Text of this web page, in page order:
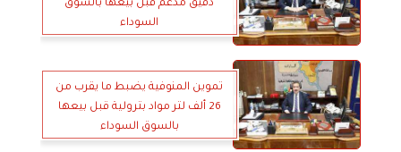
دقيق مدعم قبل بيعها بالسوق
السوداء
تموين المنوفية يضبط ما يقرب من
26 ألف لتر مواد بترولية قبل بيعها
بالسوق السوداء